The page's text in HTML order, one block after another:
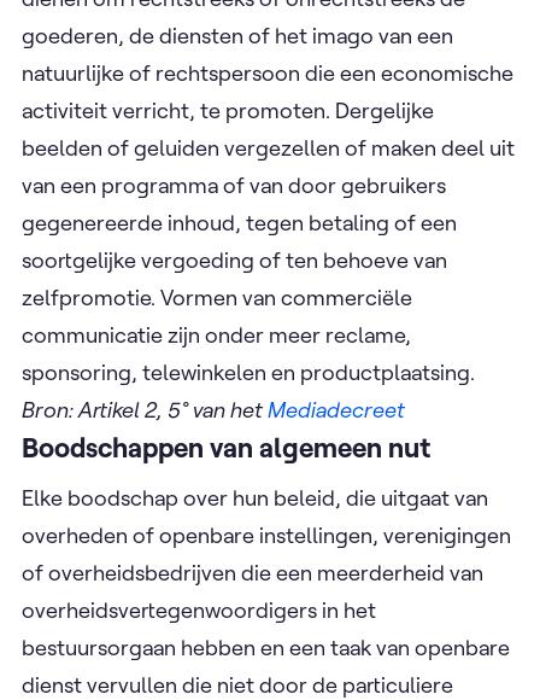
goederen, de diensten of het imago van een
natuurlijke of rechtspersoon die een economische
activiteit verricht, te promoten. Dergelijke
beelden of geluiden vergezellen of maken deel uit
van een programma of van door gebruikers
gegenereerde inhoud, tegen betaling of een
soortgelijke vergoeding of ten behoeve van
zelfpromotie. Vormen van commerciële
communicatie zijn onder meer reclame,
sponsoring, telewinkelen en productplaatsing.
Bron: Artikel 2, 5° van hetMediadecreet
Boodschappen van algemeen nut
Elke boodschap over hun beleid, die uitgaat van
overheden of openbare instellingen, verenigingen
of overheidsbedrijven die een meerderheid van
overheidsvertegenwoordigers in het
bestuursorgaan hebben en een taak van openbare
dienst vervullen die niet door de particuliere